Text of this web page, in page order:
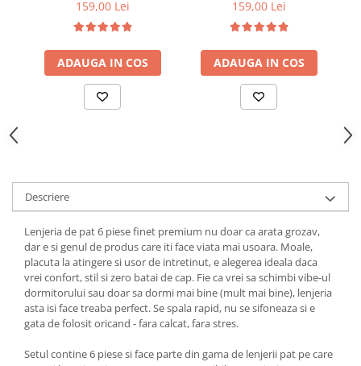
159,00 Lei
ADAUGA IN COS
159,00 Lei
ADAUGA IN COS
Descriere
Lenjeria de pat 6 piese finet premium nu doar ca arata grozav,
dar e si genul de produs care iti face viata mai usoara. Moale,
placuta la atingere si usor de intretinut, e alegerea ideala daca
vrei confort, stil si zero batai de cap. Fie ca vrei sa schimbi vibe-ul
dormitorului sau doar sa dormi mai bine (mult mai bine), lenjeria
asta isi face treaba perfect. Se spala rapid, nu se sifoneaza si e
gata de folosit oricand - fara calcat, fara stres.
Setul contine 6 piese si face parte din gama de lenjerii pat pe care